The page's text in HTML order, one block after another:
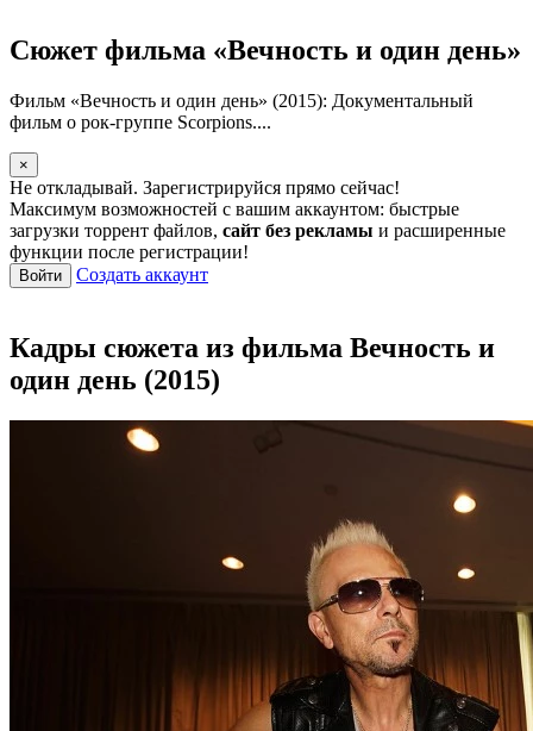
Сюжет фильма «Вечность и один день»
Фильм «Вечность и один день» (2015): Документальный
фильм о рок-группе Scorpions....
×
Не откладывай. Зарегистрируйся прямо сейчас!
Максимум возможностей с вашим аккаунтом: быстрые
загрузки торрент файлов, сайт без рекламы и расширенные
функции после регистрации!
Войти Создать аккаунт
Кадры сюжета из фильма Вечность и
один день (2015)